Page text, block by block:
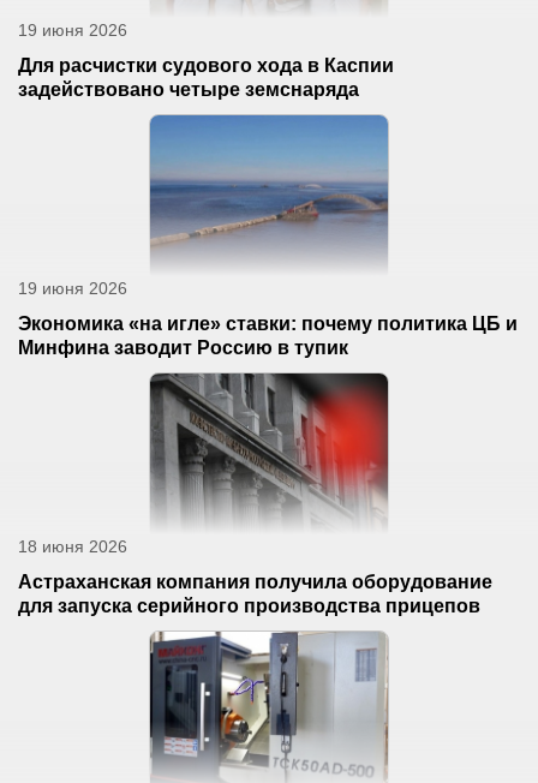
19 июня 2026
Для расчистки судового хода в Каспии
задействовано четыре земснаряда
19 июня 2026
Экономика «на игле» ставки: почему политика ЦБ и
Минфина заводит Россию в тупик
18 июня 2026
Астраханская компания получила оборудование
для запуска серийного производства прицепов